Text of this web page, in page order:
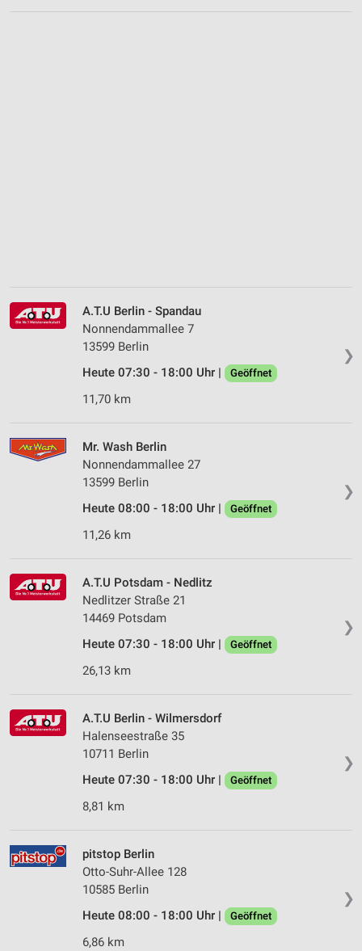
❯
A.T.U Berlin - Spandau
Nonnendammallee 7
13599 Berlin
Heute 07:30 - 18:00 Uhr |
Geöffnet
11,70 km
❯
Mr. Wash Berlin
Nonnendammallee 27
13599 Berlin
Heute 08:00 - 18:00 Uhr |
Geöffnet
11,26 km
❯
A.T.U Potsdam - Nedlitz
Nedlitzer Straße 21
14469 Potsdam
Heute 07:30 - 18:00 Uhr |
Geöffnet
26,13 km
❯
A.T.U Berlin - Wilmersdorf
Halenseestraße 35
10711 Berlin
Heute 07:30 - 18:00 Uhr |
Geöffnet
8,81 km
❯
pitstop Berlin
Otto-Suhr-Allee 128
10585 Berlin
Heute 08:00 - 18:00 Uhr |
Geöffnet
6,86 km